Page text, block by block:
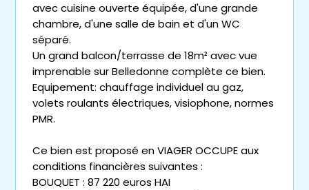
avec cuisine ouverte équipée, d'une grande
chambre, d'une salle de bain et d'un WC
séparé.
Un grand balcon/terrasse de 18m² avec vue
imprenable sur Belledonne complète ce bien.
Equipement: chauffage individuel au gaz,
volets roulants électriques, visiophone, normes
PMR.
Ce bien est proposé en VIAGER OCCUPE aux
conditions financières suivantes :
BOUQUET : 87 220 euros HAI